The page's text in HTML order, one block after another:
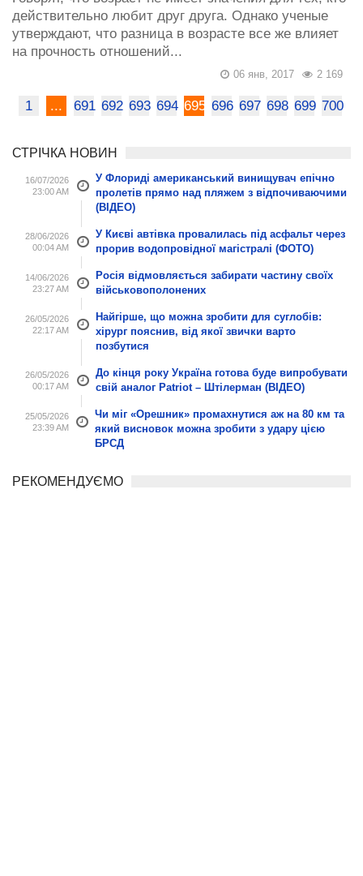
действительно любит друг друга. Однако ученые
утверждают, что разница в возрасте все же влияет
на прочность отношений...
2 169
06 янв, 2017
1 ... 691 692 693 694 695 696 697 698 699 700
СТРІЧКА НОВИН
16/07/2026
23:00 AM
У Флориді американський винищувач епічно
пролетів прямо над пляжем з відпочиваючими
(ВІДЕО)
28/06/2026
00:04 AM
У Києві автівка провалилась під асфальт через
прорив водопровідної магістралі (ФОТО)
14/06/2026
23:27 AM
Росія відмовляється забирати частину своїх
військовополонених
26/05/2026
22:17 AM
Найгірше, що можна зробити для суглобів:
хірург пояснив, від якої звички варто
позбутися
26/05/2026
00:17 AM
До кінця року Україна готова буде випробувати
свій аналог Patriot – Штілерман (ВІДЕО)
25/05/2026
23:39 AM
Чи міг «Орешник» промахнутися аж на 80 км та
який висновок можна зробити з удару цією
БРСД
РЕКОМЕНДУЄМО